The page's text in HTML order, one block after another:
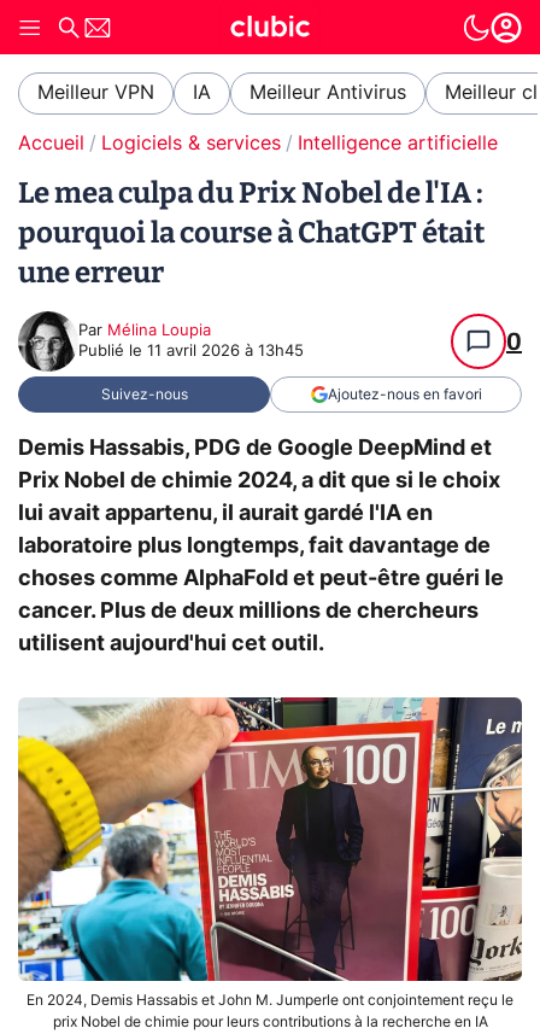
Meilleur VPN IA Meilleur Antivirus Meilleur
Accueil Logiciels & services Intelligence artificielle
Le mea culpa du Prix Nobel de l'IA :
pourquoi la course à ChatGPT était
une erreur
Par Mélina Loupia
Publié le 11 avril 2026 à 13h45 0
Suivez-nous Ajoutez-nous en favori
Demis Hassabis, PDG de Google DeepMind et
Prix Nobel de chimie 2024, a dit que si le choix
lui avait appartenu, il aurait gardé l'IA en
laboratoire plus longtemps, fait davantage de
choses comme AlphaFold et peut-être guéri le
cancer. Plus de deux millions de chercheurs
utilisent aujourd'hui cet outil.
En 2024, Demis Hassabis et John M. Jumperle ont conjointement reçu le
prix Nobel de chimie pour leurs contributions à la recherche en IA